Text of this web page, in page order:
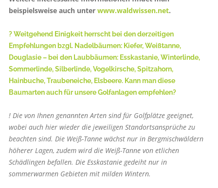
beispielsweise auch unter www.waldwissen.net.
? Weitgehend Einigkeit herrscht bei den derzeitigen
Empfehlungen bzgl. Nadelbäumen: Kiefer, Weißtanne,
Douglasie – bei den Laubbäumen: Esskastanie, Winterlinde,
Sommerlinde, Silberlinde, Vogelkirsche, Spitzahorn,
Hainbuche, Traubeneiche, Elsbeere. Kann man diese
Baumarten auch für unsere Golfanlagen empfehlen?
! Die von Ihnen genannten Arten sind für Golfplätze geeignet,
wobei auch hier wieder die jeweiligen Standortsansprüche zu
beachten sind. Die Weiß-Tanne wächst nur in Bergmischwäldern
höherer Lagen, zudem wird die Weiß-Tanne von etlichen
Schädlingen befallen. Die Esskastanie gedeiht nur in
sommerwarmen Gebieten mit milden Wintern.